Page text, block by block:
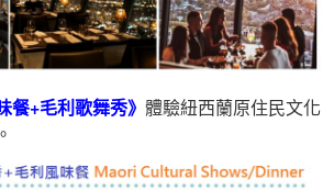
餐+毛利歌舞秀》體驗紐西蘭原住民文化